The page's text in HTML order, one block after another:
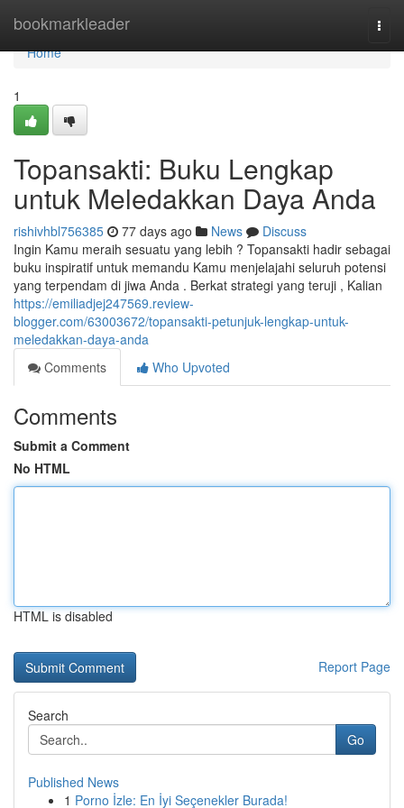
bookmarkleader
Home
Home
1
Topansakti: Buku Lengkap
untuk Meledakkan Daya Anda
rishivhbl756385 77 days ago News
Discuss
Ingin Kamu meraih sesuatu yang lebih ? Topansakti hadir sebagai
buku inspiratif untuk memandu Kamu menjelajahi seluruh potensi
yang terpendam di jiwa Anda . Berkat strategi yang teruji , Kalian
https://emiliadjej247569.review-
blogger.com/63003672/topansakti-petunjuk-lengkap-untuk-
meledakkan-daya-anda
Comments
Who Upvoted
Comments
Submit a Comment
No HTML
HTML is disabled
Report Page
Search
Go
Published News
1 Porno İzle: En İyi Seçenekler Burada!